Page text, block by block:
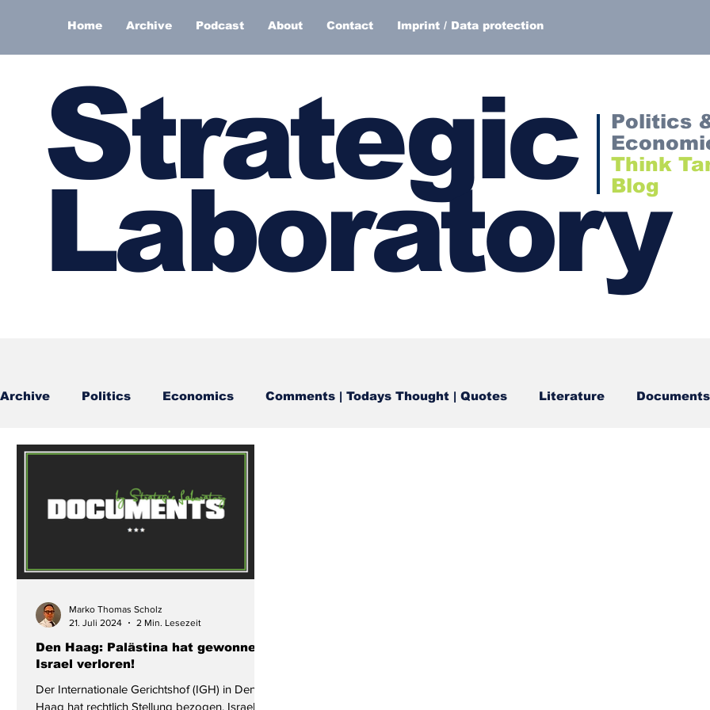
Home Archive Podcast About Contact Imprint / Data protection
Strategic
Laboratory
Politics
Think
Blog
Archive Politics Economics Comments | Todays Thought | Quotes Literature Documents
Den Haag: Palästina hat gewonnen,
Israel verloren!
Der Internationale Gerichtshof (IGH) in Den
Haag hat rechtlich Stellung bezogen. Israel
Marko Thomas Scholz
21. Juli 2024
2 Min. Lesezeit